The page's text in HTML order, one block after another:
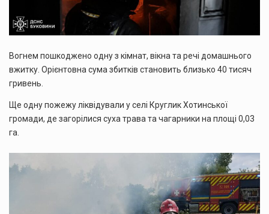
Вогнем пошкоджено одну з кімнат, вікна та речі домашнього
вжитку. Орієнтовна сума збитків становить близько 40 тисяч
гривень.
Ще одну пожежу ліквідували у селі Круглик Хотинської
громади, де загорілися суха трава та чагарники на площі 0,03
га.